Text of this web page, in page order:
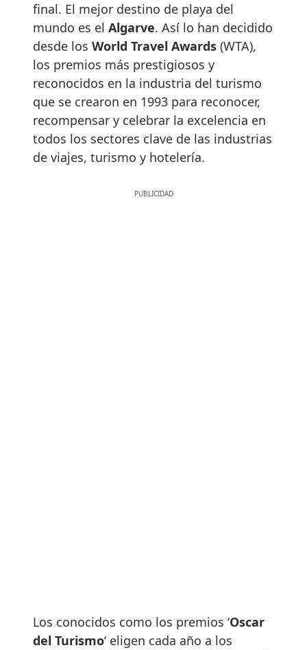
final. El mejor destino de playa del
mundo es el Algarve. Así lo han decidido
desde los World Travel Awards (WTA),
los premios más prestigiosos y
reconocidos en la industria del turismo
que se crearon en 1993 para reconocer,
recompensar y celebrar la excelencia en
todos los sectores clave de las industrias
de viajes, turismo y hotelería.
Los conocidos como los premios ‘Oscar
del Turismo‘ eligen cada año a los